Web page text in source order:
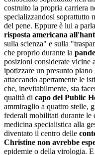
costruito la propria carriera
specializzandosi soprattutto
del pene. Eppure è lui a
risposta americana
sulla scienza" e sulla
che proprio durante la
posizioni considerate vicine
ipotizzare un presunto
attaccando apertamente le
che, inevitabilmente, sta
qualità di capo del Public
ammiraglio a quattro stelle,
federali mobilitati durante le
medicina specialistica alla
diventato il centro delle
Christine non avrebbe
epidemie o della virologia.